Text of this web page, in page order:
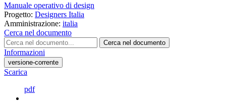
Manuale operativo di design
Progetto: Designers Italia
Amministrazione: italia
Cerca nel documento
Cerca nel documento
Informazioni
versione-corrente
Scarica
pdf